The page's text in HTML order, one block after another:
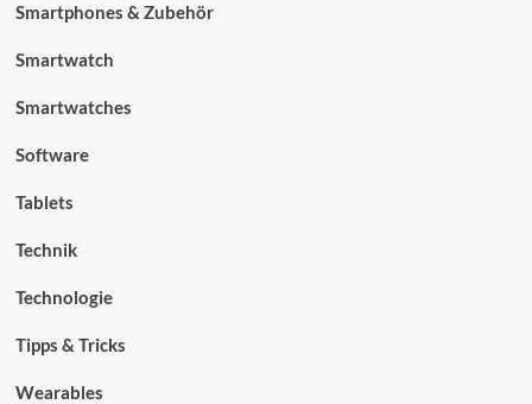
Smartphones & Zubehör
Smartwatch
Smartwatches
Software
Tablets
Technik
Technologie
Tipps & Tricks
Wearables